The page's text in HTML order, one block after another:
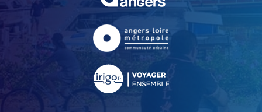
, Ouvre une nouvelle